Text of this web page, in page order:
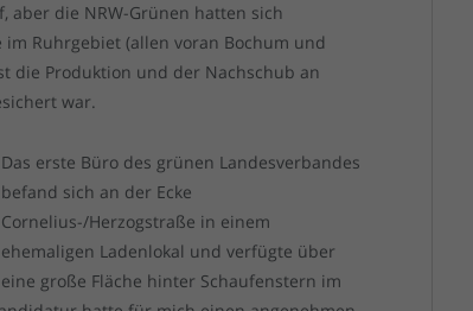
aber die NRW-Grünen hatten sich
Ruhrgebiet (allen voran Bochum und
die Produktion und der Nachschub an
war.
Das erste Büro des grünen Landesverbandes
befand sich an der Ecke
Cornelius-/Herzogstraße in einem
ehemaligen Ladenlokal und verfügte über
eine große Fläche hinter Schaufenstern im